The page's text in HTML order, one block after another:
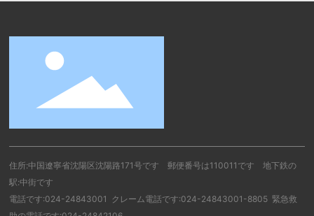
住所:中国遼寧省沈陽区沈陽路171号です 郵便番号は110011です 地下鉄の
駅:中街です
電話です:024-24843001 クレーム電話です:024-24843001-8805 緊急救